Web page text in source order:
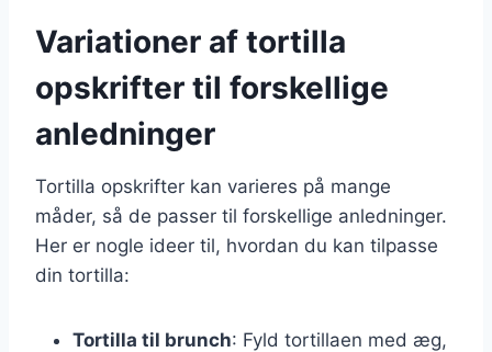
Variationer af tortilla
opskrifter til forskellige
anledninger
Tortilla opskrifter kan varieres på mange
måder, så de passer til forskellige anledninger.
Her er nogle ideer til, hvordan du kan tilpasse
din tortilla:
Tortilla til brunch: Fyld tortillaen med æg,